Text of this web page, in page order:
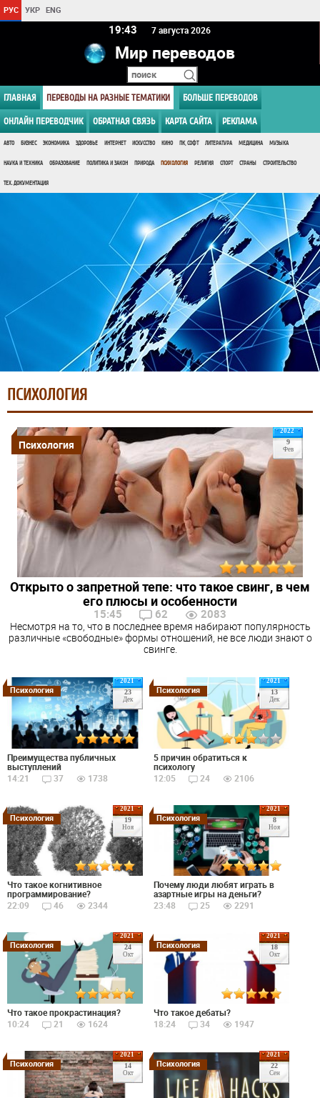
РУС УКР ENG
19 43 7 августа 2026
Мир переводов
ГЛАВНАЯ ПЕРЕВОДЫ НА РАЗНЫЕ ТЕМАТИКИ БОЛЬШЕ ПЕРЕВОДОВ
ОНЛАЙН ПЕРЕВОДЧИК ОБРАТНАЯ СВЯЗЬ КАРТА САЙТА РЕКЛАМА
АВТО БИЗНЕС ЭКОНОМИКА ЗДОРОВЬЕ ИНТЕРНЕТ ИСКУССТВО КИНО ПК, СОФТ ЛИТЕРАТУРА МЕДИЦИНА МУЗЫКА
НАУКА И ТЕХНИКА ОБРАЗОВАНИЕ ПОЛИТИКА И ЗАКОН ПРИРОДА ПСИХОЛОГИЯ РЕЛИГИЯ СПОРТ СТРАНЫ СТРОИТЕЛЬСТВО
ТЕХ. ДОКУМЕНТАЦИЯ
ПСИХОЛОГИЯ
2022
9
Фев
Психология
Открыто о запретной тепе: что такое свинг, в чем
его плюсы и особенности
15:45 62 2083
Несмотря на то, что в последнее время набирают популярность
различные «свободные» формы отношений, не все люди знают о
свинге.
2021
23
Дек
Психология
Преимущества публичных
выступлений
14:21
37 1738
2021
13
Дек
Психология
5 причин обратиться к
психологу
12:05
24 2106
2021
19
Ноя
Психология
Что такое когнитивное
программирование?
22:09
46 2344
2021
8
Ноя
Психология
Почему люди любят играть в
азартные игры на деньги?
23:48
25 2291
2021
24
Окт
Психология
Что такое прокрастинация?
10:24
21 1624
2021
18
Окт
Психология
Что такое дебаты?
18:24
34 1947
2021
14
Окт
Психология
2021
22
Сен
Психология